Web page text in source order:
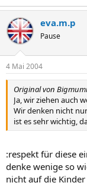
eva.m.p
Pause
4 Mai 2004
Original von
Ja, wir ziehen auch
Wir denken nicht
ist es sehr wichtig,
:respekt für diese
denke wenige so
nicht auf die